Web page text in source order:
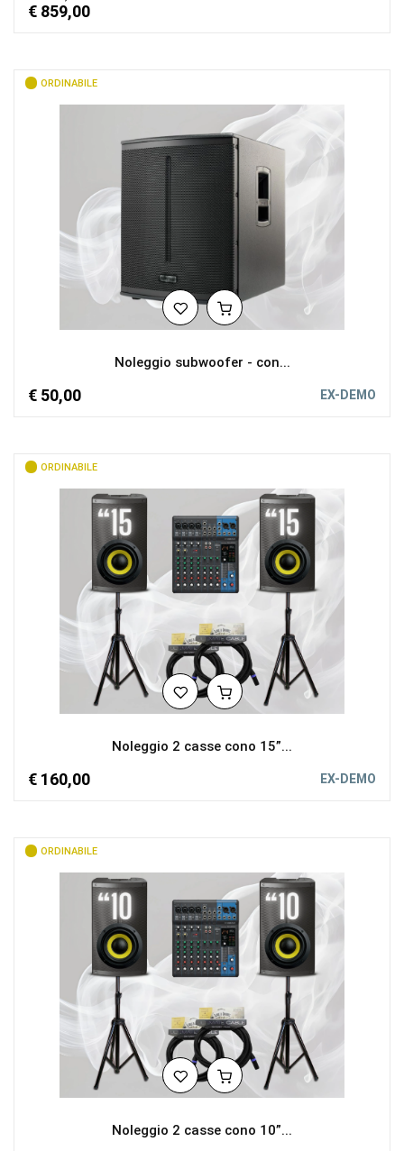
€ 859,00
ORDINABILE
Noleggio subwoofer - con...
€ 50,00 EX-DEMO
ORDINABILE
Noleggio 2 casse cono 15”...
€ 160,00 EX-DEMO
ORDINABILE
Noleggio 2 casse cono 10”...